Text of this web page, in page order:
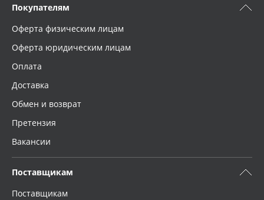
Покупателям
Оферта физическим лицам
Оферта юридическим лицам
Оплата
Доставка
Обмен и возврат
Претензия
Вакансии
Поставщикам
Поставщикам